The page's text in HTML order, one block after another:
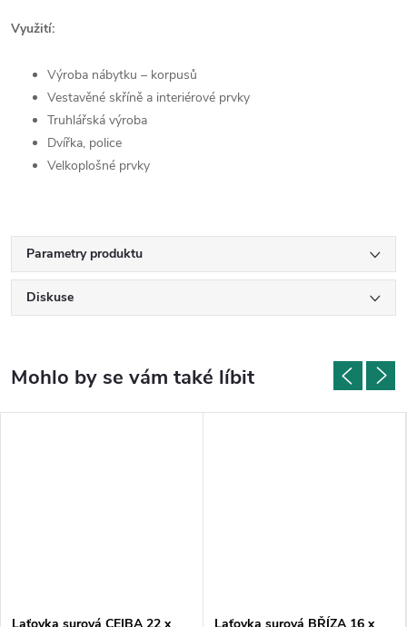
Využití:
Výroba nábytku – korpusů
Vestavěné skříně a interiérové prvky
Truhlářská výroba
Dvířka, police
Velkoplošné prvky
Parametry produktu
Diskuse
Laťovka surová CEIBA 22 x
Laťovka surová BŘÍZA 16 x